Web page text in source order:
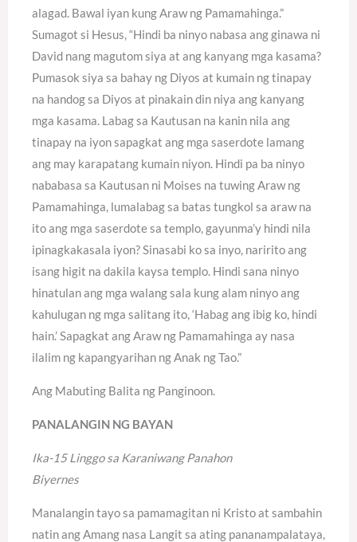
alagad. Bawal iyan kung Araw ng Pamamahinga.”
Sumagot si Hesus, “Hindi ba ninyo nabasa ang ginawa ni
David nang magutom siya at ang kanyang mga kasama?
Pumasok siya sa bahay ng Diyos at kumain ng tinapay
na handog sa Diyos at pinakain din niya ang kanyang
mga kasama. Labag sa Kautusan na kanin nila ang
tinapay na iyon sapagkat ang mga saserdote lamang
ang may karapatang kumain niyon. Hindi pa ba ninyo
nababasa sa Kautusan ni Moises na tuwing Araw ng
Pamamahinga, lumalabag sa batas tungkol sa araw na
ito ang mga saserdote sa templo, gayunma’y hindi nila
ipinagkakasala iyon? Sinasabi ko sa inyo, naririto ang
isang higit na dakila kaysa templo. Hindi sana ninyo
hinatulan ang mga walang sala kung alam ninyo ang
kahulugan ng mga salitang ito, ‘Habag ang ibig ko, hindi
hain.’ Sapagkat ang Araw ng Pamamahinga ay nasa
ilalim ng kapangyarihan ng Anak ng Tao.”
Ang Mabuting Balita ng Panginoon.
PANALANGIN NG BAYAN
Ika-15 Linggo sa Karaniwang Panahon
Biyernes
Manalangin tayo sa pamamagitan ni Kristo at sambahin
natin ang Amang nasa Langit sa ating pananampalataya,